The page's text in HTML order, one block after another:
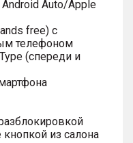
Auto/Apple
free) с
телефоном
(спереди и
из салона